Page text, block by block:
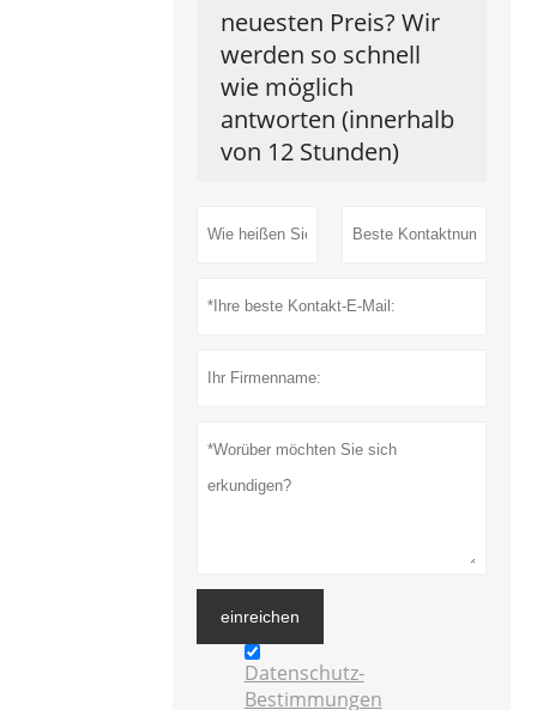
neuesten Preis? Wir
werden so schnell
wie möglich
antworten (innerhalb
von 12 Stunden)
einreichen
Datenschutz-
Bestimmungen